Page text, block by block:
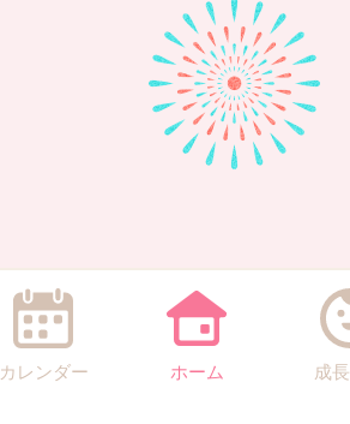
カレンダー ホーム 成